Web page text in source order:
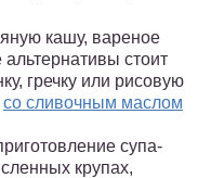
кашу, вареное
стоит
гречку или рисовую
со сливочным маслом
супа-
крупах,